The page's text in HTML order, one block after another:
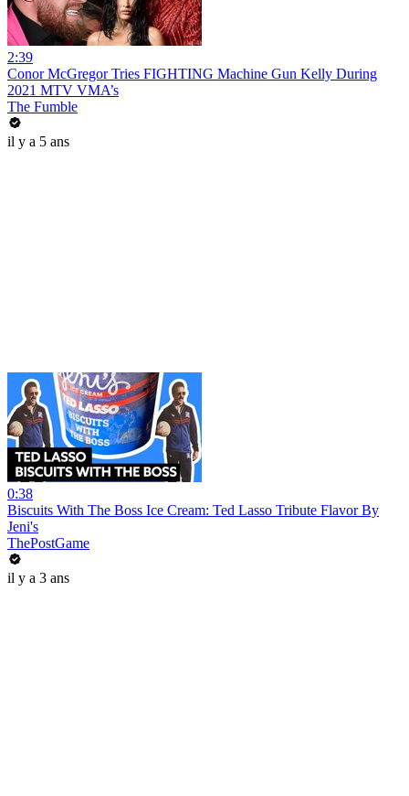
2:39
Conor McGregor Tries FIGHTING Machine Gun Kelly During
2021 MTV VMA’s
The Fumble
il y a 5 ans
0:38
Biscuits With The Boss Ice Cream: Ted Lasso Tribute Flavor By
Jeni's
ThePostGame
il y a 3 ans